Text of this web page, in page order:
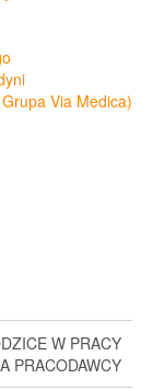
Via Medica)
W PRACY
PRACODAWCY